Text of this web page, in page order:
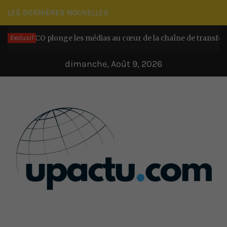
Passer
au
contenu
LES DERNIÈRES NOUVELLES
Exclusifplonge les médias au cœur de la chaîne de
dimanche, Août 9, 2026